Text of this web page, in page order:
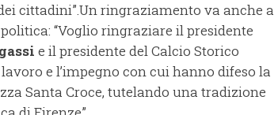
cittadini”.Un ringraziamento va anche a
“Voglio ringraziare il presidente
e il presidente del Calcio Storico
e l’impegno con cui hanno difeso la
Santa Croce, tutelando una tradizione